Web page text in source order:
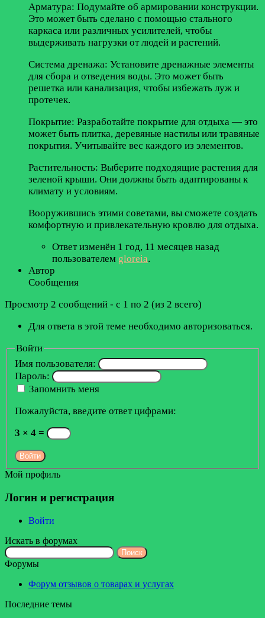
Арматура: Подумайте об армировании конструкции.
Это может быть сделано с помощью стального
каркаса или различных усилителей, чтобы
выдерживать нагрузки от людей и растений.
Система дренажа: Установите дренажные элементы
для сбора и отведения воды. Это может быть
решетка или канализация, чтобы избежать луж и
протечек.
Покрытие: Разработайте покрытие для отдыха — это
может быть плитка, деревяные настилы или травяные
покрытия. Учитывайте вес каждого из элементов.
Растительность: Выберите подходящие растения для
зеленой крыши. Они должны быть адаптированы к
климату и условиям.
Вооружившись этими советами, вы сможете создать
комфортную и привлекательную кровлю для отдыха.
Ответ изменён 1 год, 11 месяцев назад
пользователем gloreia.
Автор
Сообщения
Просмотр 2 сообщений - с 1 по 2 (из 2 всего)
Для ответа в этой теме необходимо авторизоваться.
Войти
Имя пользователя:
Пароль:
Запомнить меня
Пожалуйста, введите ответ цифрами:
3 × 4 =
Войти
Мой профиль
Логин и регистрация
Войти
Искать в форумах
Поиск:
Форумы
Форум отзывов о товарах и услугах
Последние темы